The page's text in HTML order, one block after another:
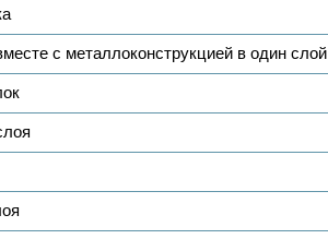
с металлоконструкцией в один слой